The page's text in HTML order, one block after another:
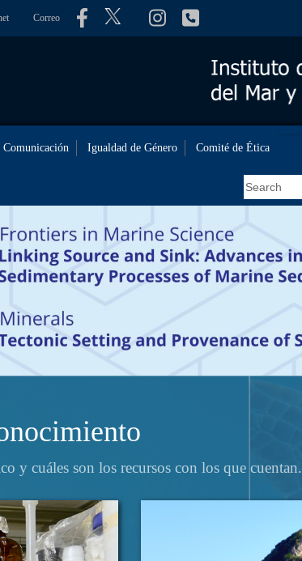
Correo
Comunicación Igualdad de Género Comité de Ética
Search
y cuáles son los recursos con los que cuentan.